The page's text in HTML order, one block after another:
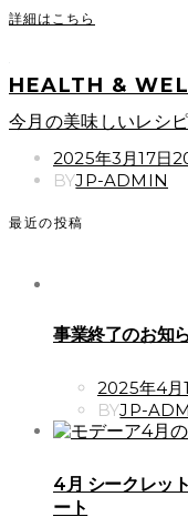
詳細はこちら
HEALTH &
今月の美味しいレシ
POSTED
ON
2025年3月17日
BYJP-ADMIN
最近の投稿
事業終了のお知
POSTED
ON
2025年4月
BYJP-
4月 シークレッ
ート